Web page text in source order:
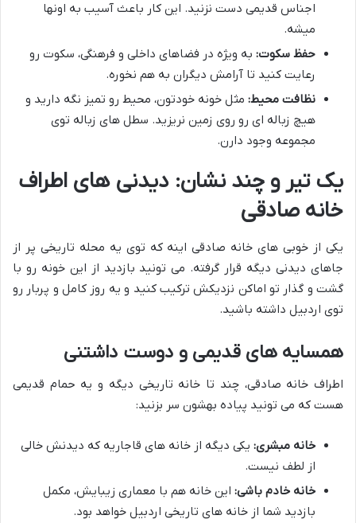
اجناس قدیمی دست نزنید. این کار باعث آسیب به اونها
میشه.
حفظ سکوت: به ویژه در فضاهای داخلی و فرهنگی، سکوت رو
رعایت کنید تا آرامش دیگران به هم نخوره.
نظافت محیط: مثل خونه خودتون، محیط رو تمیز نگه دارید و
هیچ زباله ای رو روی زمین نریزید. سطل های زباله توی
مجموعه وجود دارن.
یک تیر و چند نشان: دیدنی های اطراف
خانه صادقی
یکی از خوبی های خانه صادقی اینه که توی یه محله تاریخی پر از
جاهای دیدنی دیگه قرار گرفته. می تونید بازدید از این خونه رو با
گشت و گذار تو اماکن نزدیکش ترکیب کنید و یه روز کامل و پربار رو
توی اردبیل داشته باشید.
همسایه های قدیمی و دوست داشتنی
اطراف خانه صادقی، چند تا خانه تاریخی دیگه و یه حمام قدیمی
هست که می تونید پیاده بهشون سر بزنید:
خانه مبشری: یکی دیگه از خانه های قاجاریه که دیدنش خالی
از لطف نیست.
خانه خادم باشی: این خانه هم با معماری زیبایش، مکمل
بازدید شما از خانه های تاریخی اردبیل خواهد بود.